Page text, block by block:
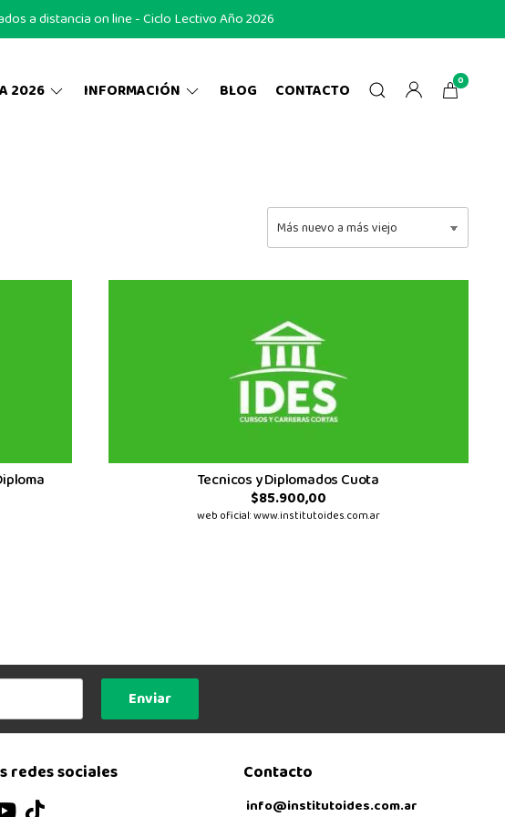
a distancia on line - Ciclo Lectivo Año 2026
2026 INFORMACIÓN BLOG CONTACTO 0
Tecnicos y Diplomados Cuota
$85.900,00
web oficial: www.institutoides.com.ar
Enviar
redes sociales Contacto
info@institutoides.com.ar